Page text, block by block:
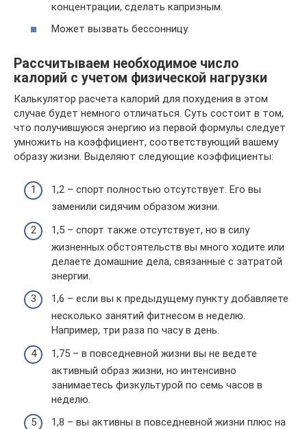
концентрации, сделать капризным.
Может вызвать бессонницу.
Рассчитываем необходимое число
калорий с учетом физической нагрузки
Калькулятор расчета калорий для похудения в этом
случае будет немного отличаться. Суть состоит в том,
что получившуюся энергию из первой формулы следует
умножить на коэффициент, соответствующий вашему
образу жизни. Выделяют следующие коэффициенты:
1,2 – спорт полностью отсутствует. Его вы
заменили сидячим образом жизни.
1,5 – спорт также отсутствует, но в силу
жизненных обстоятельств вы много ходите или
делаете домашние дела, связанные с затратой
энергии.
1,6 – если вы к предыдущему пункту добавляете
несколько занятий фитнесом в неделю.
Например, три раза по часу в день.
1,75 – в повседневной жизни вы не ведете
активный образ жизни, но интенсивно
занимаетесь физкультурой по семь часов в
неделю.
1,8 – вы активны в повседневной жизни плюс на